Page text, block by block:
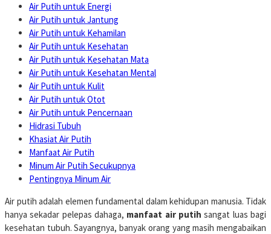
Air Putih untuk Energi
Air Putih untuk Jantung
Air Putih untuk Kehamilan
Air Putih untuk Kesehatan
Air Putih untuk Kesehatan Mata
Air Putih untuk Kesehatan Mental
Air Putih untuk Kulit
Air Putih untuk Otot
Air Putih untuk Pencernaan
Hidrasi Tubuh
Khasiat Air Putih
Manfaat Air Putih
Minum Air Putih Secukupnya
Pentingnya Minum Air
Air putih adalah elemen fundamental dalam kehidupan manusia. Tidak
hanya sekadar pelepas dahaga, manfaat air putih sangat luas bagi
kesehatan tubuh. Sayangnya, banyak orang yang masih mengabaikan